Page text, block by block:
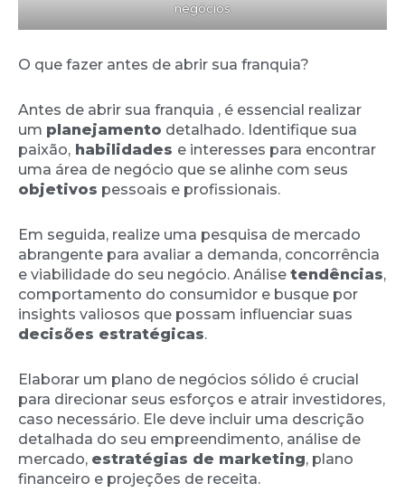
negócios
O que fazer antes de abrir sua franquia?
Antes de abrir sua franquia , é essencial realizar
um planejamento detalhado. Identifique sua
paixão, habilidades e interesses para encontrar
uma área de negócio que se alinhe com seus
objetivos pessoais e profissionais.
Em seguida, realize uma pesquisa de mercado
abrangente para avaliar a demanda, concorrência
e viabilidade do seu negócio. Análise tendências,
comportamento do consumidor e busque por
insights valiosos que possam influenciar suas
decisões estratégicas.
Elaborar um plano de negócios sólido é crucial
para direcionar seus esforços e atrair investidores,
caso necessário. Ele deve incluir uma descrição
detalhada do seu empreendimento, análise de
mercado, estratégias de marketing, plano
financeiro e projeções de receita.